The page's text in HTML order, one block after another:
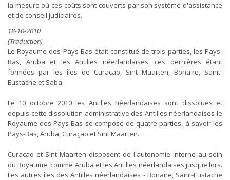
la mesure où ces coûts sont couverts par son système d'assistance
et de conseil judiciaires.
18-10-2010
(Traduction)
Le Royaume des Pays-Bas était constitué de trois parties, les Pays-
Bas, Aruba et les Antilles néerlandaises, ces dernières étant
formées par les îles de Curaçao, Sint Maarten, Bonaire, Saint-
Eustache et Saba.
Le 10 octobre 2010 les Antilles néerlandaises sont dissolues et
depuis cette dissolution administrative des Antilles néerlandaises le
Royaume des Pays-Bas se compose de quatre parties, à savoir les
Pays-Bas, Aruba, Curaçao et Sint Maarten.
Curaçao et Sint Maarten disposent de l'autonomie interne au sein
du Royaume, comme Aruba et les Antilles néerlandaises jusque lors.
Les autres îles des Antilles néerlandaises - Bonaire, Saint-Eustache